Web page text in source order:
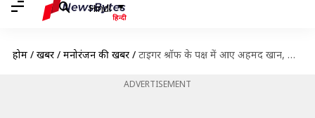
Hindi
होम / खबरें / मनोरंजन की खबरें / टाइगर श्रॉफ के पक्ष में आए अहमद खान, बोले- उसे कौन सा आर्ट फिल्में करनी हैं
ADVERTISEMENT